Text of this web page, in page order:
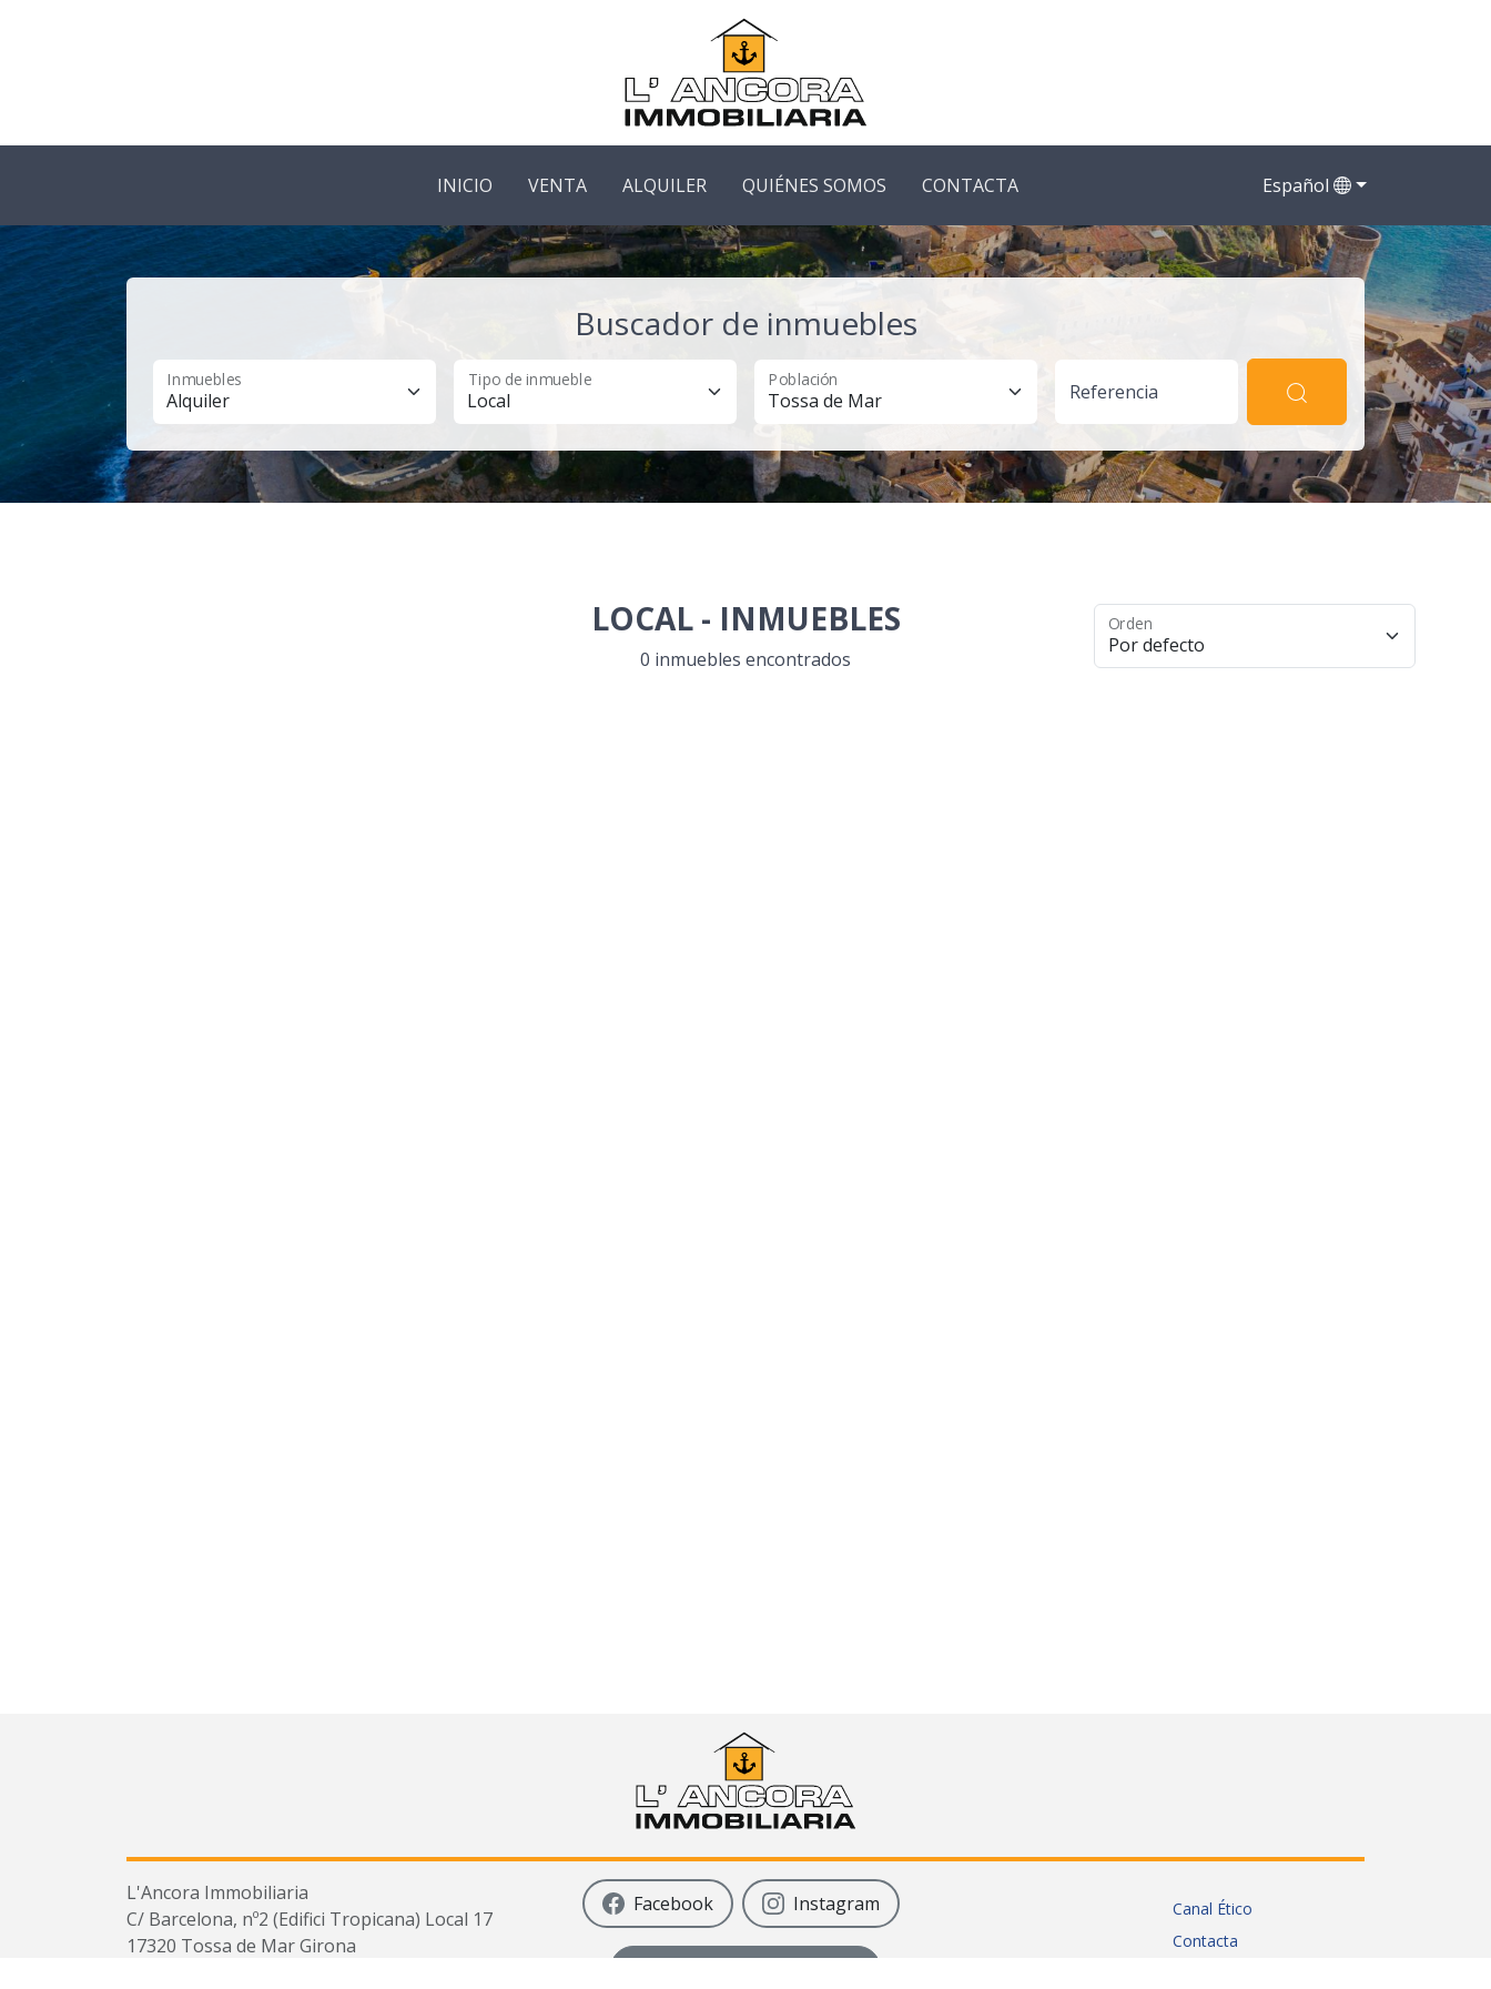
INICIO VENTA ALQUILER QUIÉNES SOMOS CONTACTA Español
Buscador de inmuebles
Inmuebles Tipo de inmueble Población
Referencia
LOCAL- INMUEBLES
0 inmuebles encontrados
Orden
L'Ancora Immobiliaria
C/ Barcelona, nº2 (Edifici Tropicana) Local 17
17320 Tossa de Mar Girona
Facebook Instagram
Canal Ético
Contacta